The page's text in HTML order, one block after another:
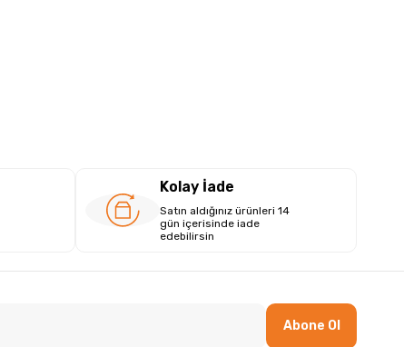
Kolay İade
Satın aldığınız ürünleri 14
gün içerisinde iade
edebilirsin
Abone Ol